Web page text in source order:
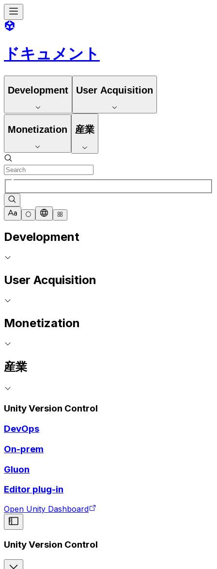
ドキュメント
Development User Acquisition
Monetization 産業
Development
User Acquisition
Monetization
産業
Unity Version Control
DevOps
On-prem
Gluon
Editor plug-in
Open Unity Dashboard
Unity Version Control